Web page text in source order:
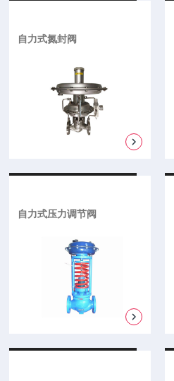
自力式氮封阀
自力式压力调节阀